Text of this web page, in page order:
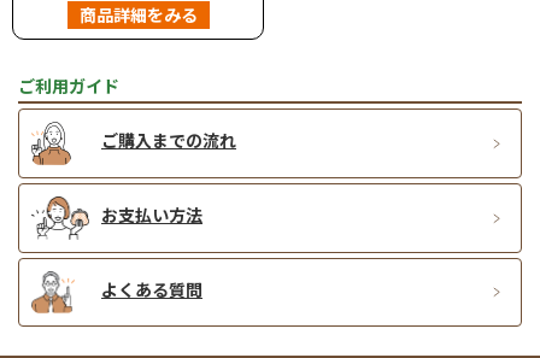
商品詳細をみる
ご利用ガイド
ご購入までの流れ
お支払い方法
よくある質問